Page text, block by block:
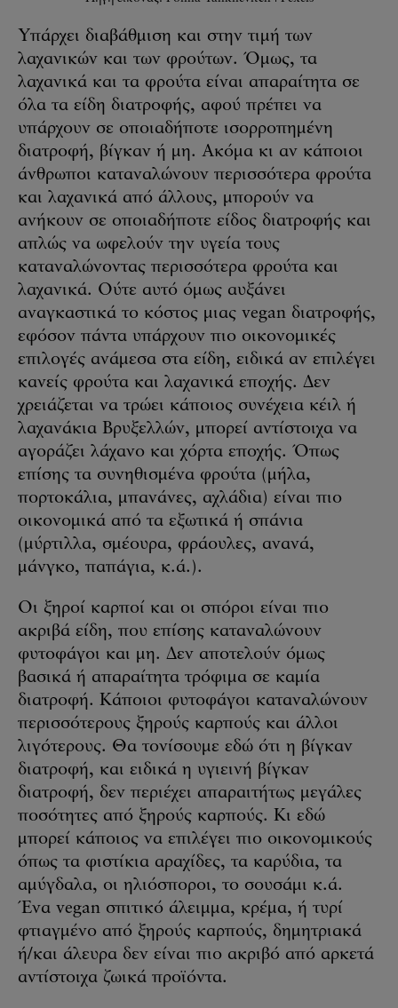
Υπάρχει διαβάθμιση και στην τιμή των
λαχανικών και των φρούτων. Όμως, τα
λαχανικά και τα φρούτα είναι απαραίτητα σε
όλα τα είδη διατροφής, αφού πρέπει να
υπάρχουν σε οποιαδήποτε ισορροπημένη
διατροφή, βίγκαν ή μη. Ακόμα κι αν κάποιοι
άνθρωποι καταναλώνουν περισσότερα φρούτα
και λαχανικά από άλλους, μπορούν να
ανήκουν σε οποιαδήποτε είδος διατροφής και
απλώς να ωφελούν την υγεία τους
καταναλώνοντας περισσότερα φρούτα και
λαχανικά. Ούτε αυτό όμως αυξάνει
αναγκαστικά το κόστος μιας vegan διατροφής,
εφόσον πάντα υπάρχουν πιο οικονομικές
επιλογές ανάμεσα στα είδη, ειδικά αν επιλέγει
κανείς φρούτα και λαχανικά εποχής. Δεν
χρειάζεται να τρώει κάποιος συνέχεια κέιλ ή
λαχανάκια Βρυξελλών, μπορεί αντίστοιχα να
αγοράζει λάχανο και χόρτα εποχής. Όπως
επίσης τα συνηθισμένα φρούτα (μήλα,
πορτοκάλια, μπανάνες, αχλάδια) είναι πιο
οικονομικά από τα εξωτικά ή σπάνια
(μύρτιλλα, σμέουρα, φράουλες, ανανά,
μάνγκο, παπάγια, κ.ά.).
Οι ξηροί καρποί και οι σπόροι είναι πιο
ακριβά είδη, που επίσης καταναλώνουν
φυτοφάγοι και μη. Δεν αποτελούν όμως
βασικά ή απαραίτητα τρόφιμα σε καμία
διατροφή. Κάποιοι φυτοφάγοι καταναλώνουν
περισσότερους ξηρούς καρπούς και άλλοι
λιγότερους. Θα τονίσουμε εδώ ότι η βίγκαν
διατροφή, και ειδικά η υγιεινή βίγκαν
διατροφή, δεν περιέχει απαραιτήτως μεγάλες
ποσότητες από ξηρούς καρπούς. Κι εδώ
μπορεί κάποιος να επιλέγει πιο οικονομικούς
όπως τα φιστίκια αραχίδες, τα καρύδια, τα
αμύγδαλα, οι ηλιόσποροι, το σουσάμι κ.ά.
Ένα vegan σπιτικό άλειμμα, κρέμα, ή τυρί
φτιαγμένο από ξηρούς καρπούς, δημητριακά
ή/και άλευρα δεν είναι πιο ακριβό από αρκετά
αντίστοιχα ζωικά προϊόντα.